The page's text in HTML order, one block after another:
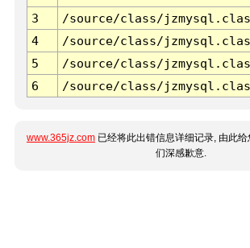
3 /source/class/
4
/source/class/
5
/source/class/
6
/source/class/
www.365jz.com 已经将此出错信息详细记录, 由此
们深感歉意.